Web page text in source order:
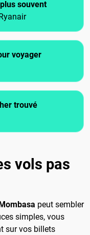
souvent
voyager
trouvé
vols pas
peut sembler
simples, vous
sur vos billets